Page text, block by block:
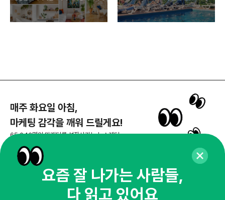
매주 화요일 아침,
마케팅 감각을 깨워 드릴게요!
65,043명의 마케터를 성장시키는 뉴스레터
뉴스레터 구독하기
요즘 잘 나가는 사람들,
다 읽고 있어요